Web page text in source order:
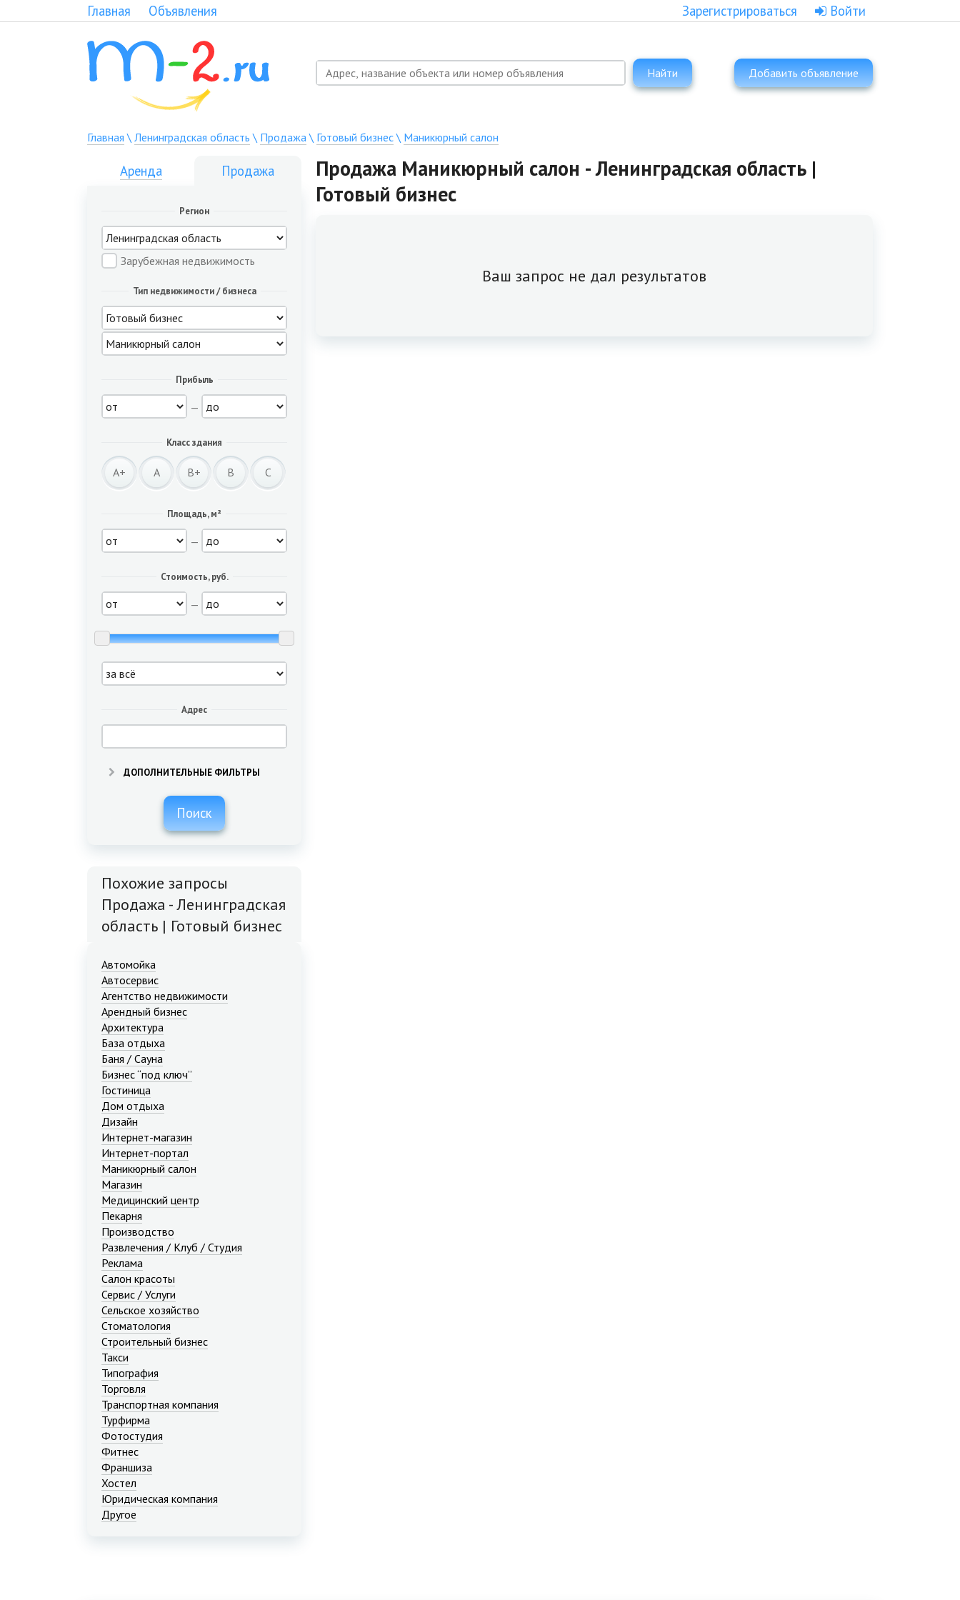
Главная Объявления Зарегистрироваться Войти
Найти Добавить объявление
Главная \ Ленинградская область \ Продажа\ Готовый бизнес\ Маникюрный салон
Аренда Продажа
Регион
Зарубежная недвижимость
Тип недвижимости / бизнеса
Прибыль
—
Класс здания
A+ A B+ B C
Площадь, м²
—
Стоимость, руб.
—
Адрес
ДОПОЛНИТЕЛЬНЫЕ ФИЛЬТРЫ
Поиск
Похожие запросы
Продажа - Ленинградская
область | Готовый бизнес
Автомойка
Автосервис
Агентство недвижимости
Арендный бизнес
Архитектура
База отдыха
Баня / Сауна
Бизнес “под ключ”
Гостиница
Дом отдыха
Дизайн
Интернет-магазин
Интернет-портал
Маникюрный салон
Магазин
Медицинский центр
Пекарня
Производство
Развлечения / Клуб / Студия
Реклама
Салон красоты
Сервис / Услуги
Сельское хозяйство
Стоматология
Строительный бизнес
Такси
Типография
Торговля
Транспортная компания
Турфирма
Фотостудия
Фитнес
Франшиза
Хостел
Юридическая компания
Другое
Продажа Маникюрный салон - Ленинградская область |
Готовый бизнес
Ваш запрос не дал результатов